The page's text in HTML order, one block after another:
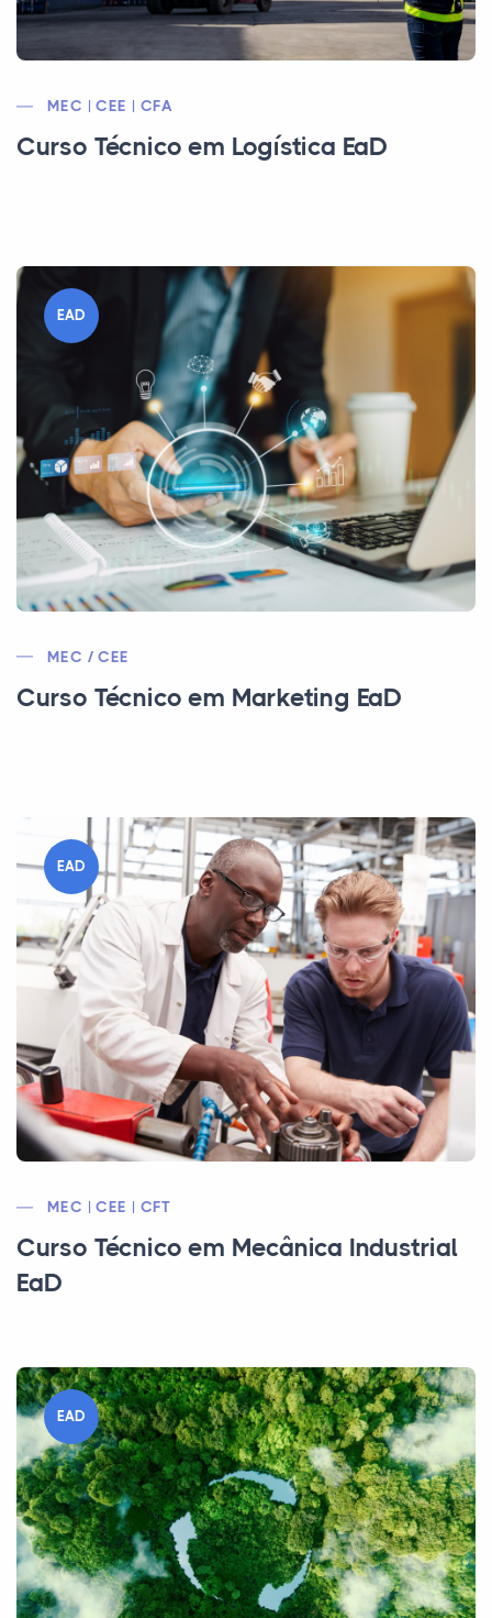
MEC | CEE | CFA
Curso Técnico em Logística EaD
EAD
MEC / CEE
Curso Técnico em Marketing EaD
EAD
MEC | CEE | CFT
Curso Técnico em Mecânica Industrial
EaD
EAD